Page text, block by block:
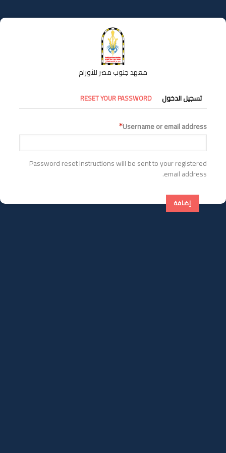
إلى
المحتوى
معهد جنوب مصر للأورام
التبويبات
الأساسية
تسجيل الدخول RESET YOUR PASSWORD
Username or email address
Password reset instructions will be sent to your registered
email address.